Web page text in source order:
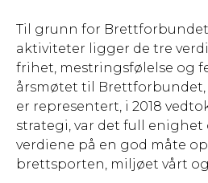
Til grunn for
aktiviteter ligger de tre
frihet, mestringsfølelse og
årsmøtet til
er representert, i 2018
strategi, var det full enighet
verdiene på en god måte
brettsporten, miljøet vårt